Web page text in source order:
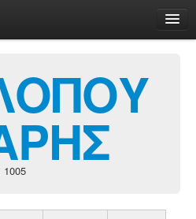
1005